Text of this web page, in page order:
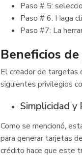
Paso # 5:
Paso # 6: Haga
Paso #7: La
Beneficios
El creador de targetas
siguientes privilegios
Simplicidad y
Como se mencionó,
para generar tarjetas
crédito hace que este